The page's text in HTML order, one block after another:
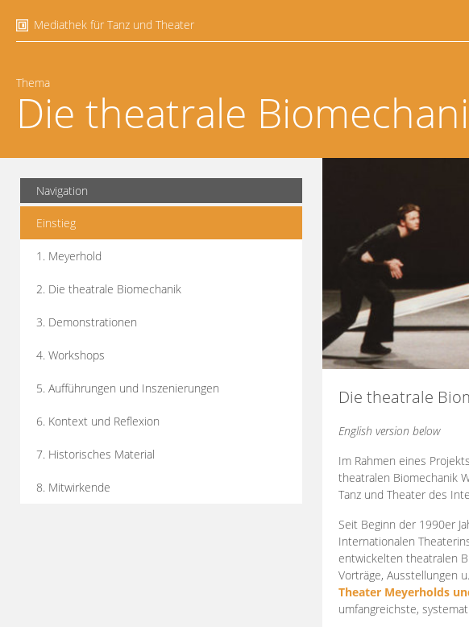
Mediathek für Tanz und Theater
Thema
Die theatrale
Navigation
Einstieg
1. Meyerhold
2. Die theatrale Biomechanik
3. Demonstrationen
4. Workshops
5. Aufführungen und Inszenierungen
6. Kontext und Reflexion
7. Historisches Material
8. Mitwirkende
Die theatrale
English version below
Im Rahmen eines
theatralen Biomechanik
Tanz und Theater des
Seit Beginn der 1990er
Internationalen
entwickelten theatralen
Vorträge, Ausstellungen
Theater Meyerholds
umfangreichste,